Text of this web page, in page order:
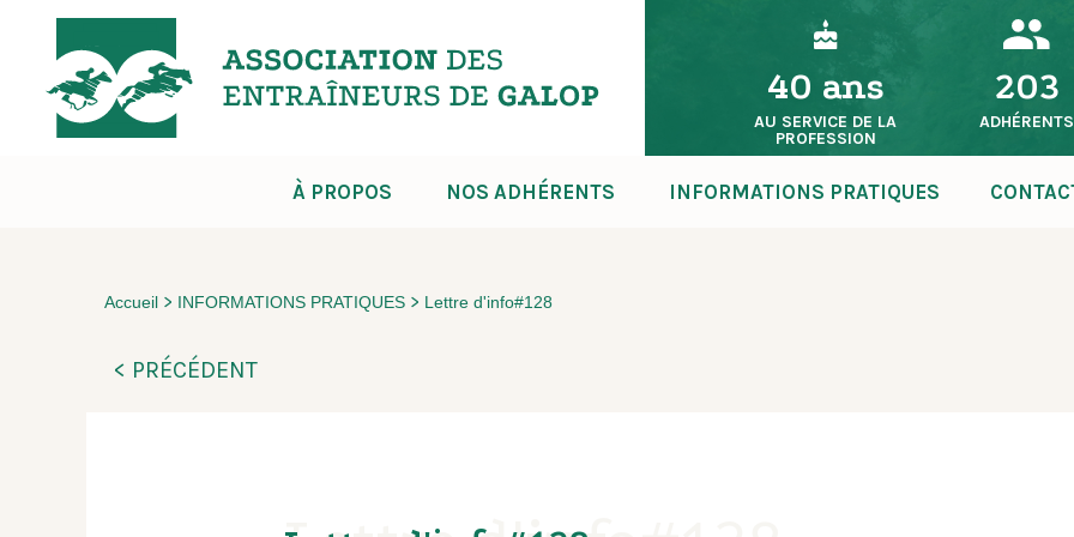
40 ans
AU SERVICE DE LA
PROFESSION
203
ADHÉRENTS
À PROPOS NOS ADHÉRENTS INFORMATIONS PRATIQUES
Accueil > INFORMATIONS PRATIQUES > Lettre d'info#128
< PRÉCÉDENT